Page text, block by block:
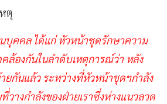
ตุ
บุคคล ได้แก่ หัวหน้าชุดรักษาความ
ล้องกันในลำดับเหตุการณ์ว่า หลัง
กันแล้ว ระหว่างที่หัวหน้าชุดฯกำลัง
วางกำลังของฝ่ายเราซึ่งห่างแนวลวด